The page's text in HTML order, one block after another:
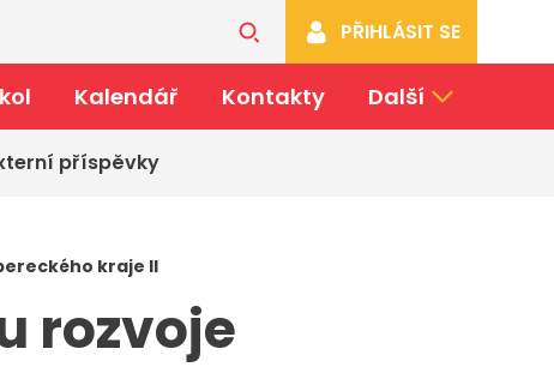
PŘIHLÁSIT SE
Kalendář Kontakty Další
příspěvky
kraje II
rozvoje